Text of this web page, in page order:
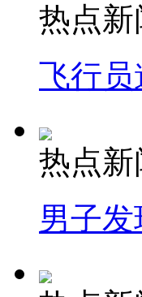
热点新
飞行
热点新
男子